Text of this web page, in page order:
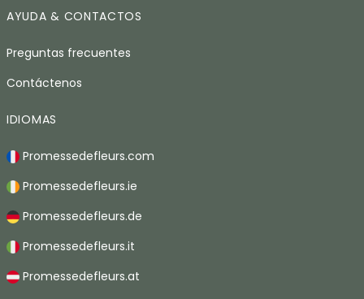
AYUDA & CONTACTOS
Preguntas frecuentes
Contáctenos
IDIOMAS
Promessedefleurs.com
Promessedefleurs.ie
Promessedefleurs.de
Promessedefleurs.it
Promessedefleurs.at